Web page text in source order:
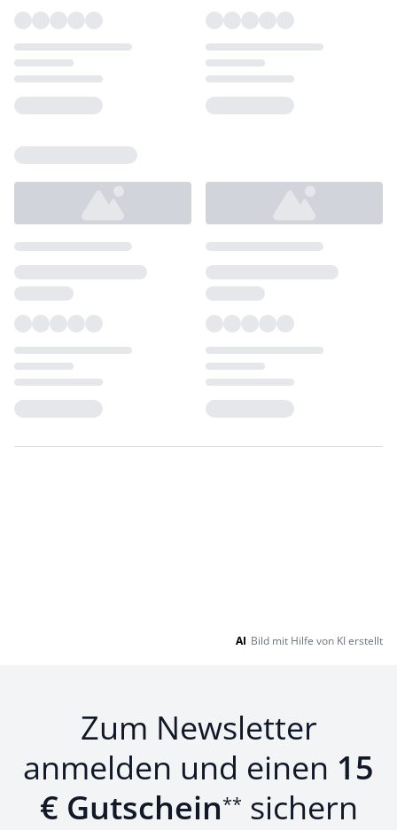
AI Bild mit Hilfe von KI erstellt
Zum Newsletter
anmelden und einen 15
€ Gutschein** sichern